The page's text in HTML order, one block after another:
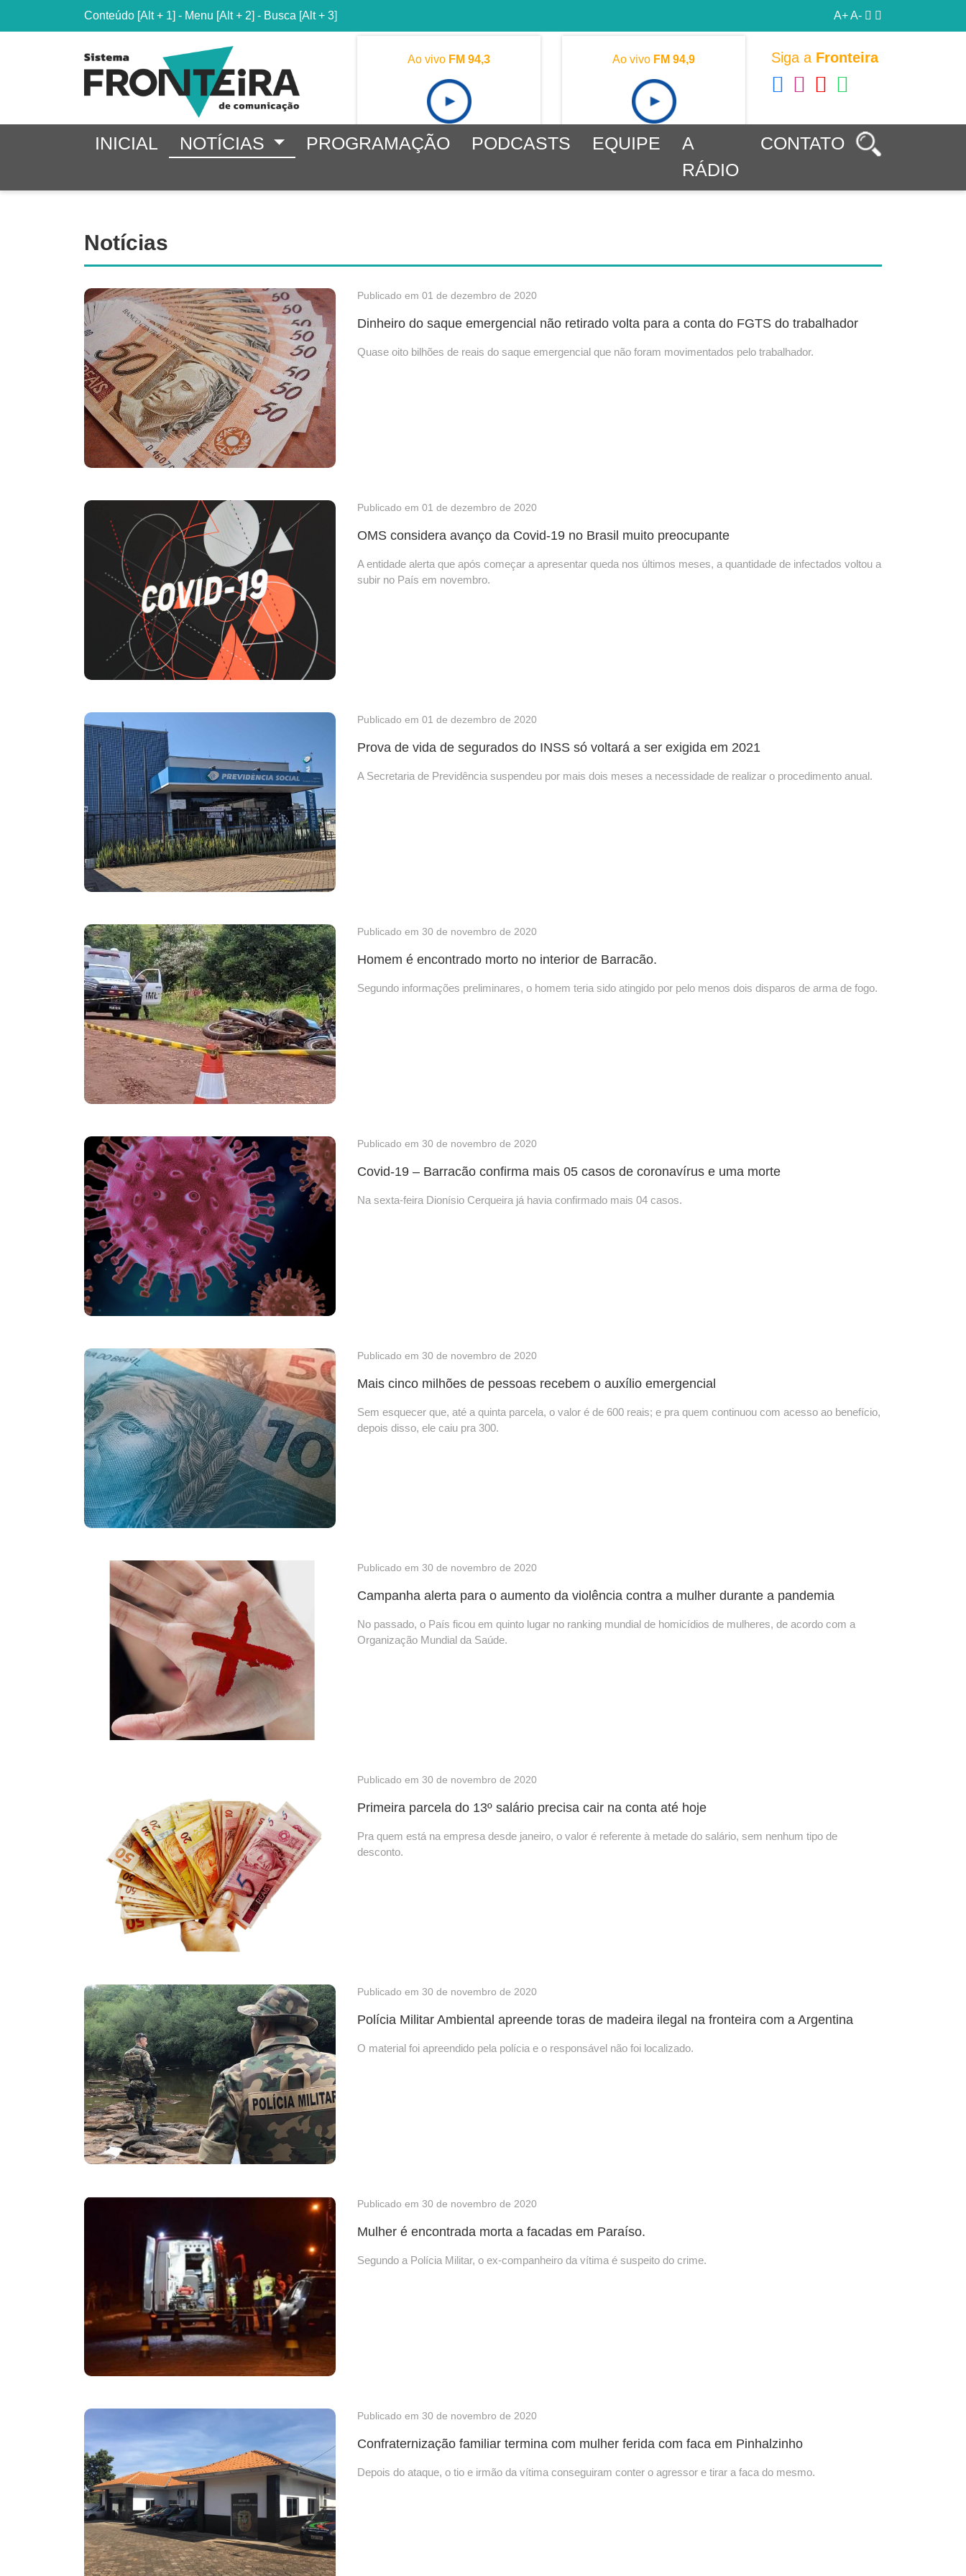
Conteúdo [Alt + 1] - Menu [Alt + 2] - Busca [Alt + 3] A+A-
Ao vivo FM 94,3 Ao vivo FM 94,9 Siga a Fronteira
INICIAL NOTÍCIAS PROGRAMAÇÃO PODCASTS EQUIPE
A
RÁDIO
CONTATO
Notícias
Publicado em 01 de dezembro de 2020
Dinheiro do saque emergencial não retirado volta para a conta do FGTS do trabalhador
Quase oito bilhões de reais do saque emergencial que não foram movimentados pelo trabalhador.
Publicado em 01 de dezembro de 2020
OMS considera avanço da Covid-19 no Brasil muito preocupante
A entidade alerta que após começar a apresentar queda nos últimos meses, a quantidade de infectados voltou a
subir no País em novembro.
Publicado em 01 de dezembro de 2020
Prova de vida de segurados do INSS só voltará a ser exigida em 2021
A Secretaria de Previdência suspendeu por mais dois meses a necessidade de realizar o procedimento anual.
Publicado em 30 de novembro de 2020
Homem é encontrado morto no interior de Barracão.
Segundo informações preliminares, o homem teria sido atingido por pelo menos dois disparos de arma de fogo.
Publicado em 30 de novembro de 2020
Covid-19 – Barracão confirma mais 05 casos de coronavírus e uma morte
Na sexta-feira Dionísio Cerqueira já havia confirmado mais 04 casos.
Publicado em 30 de novembro de 2020
Mais cinco milhões de pessoas recebem o auxílio emergencial
Sem esquecer que, até a quinta parcela, o valor é de 600 reais; e pra quem continuou com acesso ao benefício,
depois disso, ele caiu pra 300.
Publicado em 30 de novembro de 2020
Campanha alerta para o aumento da violência contra a mulher durante a pandemia
No passado, o País ficou em quinto lugar no ranking mundial de homicídios de mulheres, de acordo com a
Organização Mundial da Saúde.
Publicado em 30 de novembro de 2020
Primeira parcela do 13º salário precisa cair na conta até hoje
Pra quem está na empresa desde janeiro, o valor é referente à metade do salário, sem nenhum tipo de
desconto.
Publicado em 30 de novembro de 2020
Polícia Militar Ambiental apreende toras de madeira ilegal na fronteira com a Argentina
O material foi apreendido pela polícia e o responsável não foi localizado.
Publicado em 30 de novembro de 2020
Mulher é encontrada morta a facadas em Paraíso.
Segundo a Polícia Militar, o ex-companheiro da vítima é suspeito do crime.
Publicado em 30 de novembro de 2020
Confraternização familiar termina com mulher ferida com faca em Pinhalzinho
Depois do ataque, o tio e irmão da vítima conseguiram conter o agressor e tirar a faca do mesmo.